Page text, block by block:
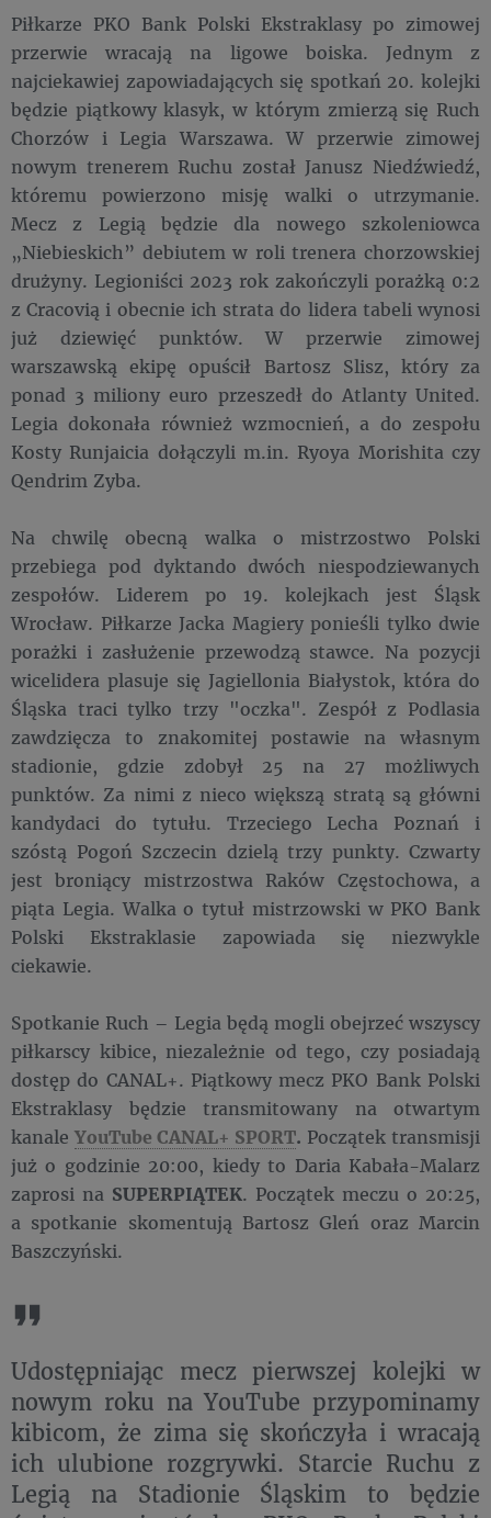
Piłkarze PKO Bank Polski Ekstraklasy po zimowej
przerwie wracają na ligowe boiska. Jednym z
najciekawiej zapowiadających się spotkań 20. kolejki
będzie piątkowy klasyk, w którym zmierzą się Ruch
Chorzów i Legia Warszawa. W przerwie zimowej
nowym trenerem Ruchu został Janusz Niedźwiedź,
któremu powierzono misję walki o utrzymanie.
Mecz z Legią będzie dla nowego szkoleniowca
„Niebieskich” debiutem w roli trenera chorzowskiej
drużyny. Legioniści 2023 rok zakończyli porażką 0:2
z Cracovią i obecnie ich strata do lidera tabeli wynosi
już dziewięć punktów. W przerwie zimowej
warszawską ekipę opuścił Bartosz Slisz, który za
ponad 3 miliony euro przeszedł do Atlanty United.
Legia dokonała również wzmocnień, a do zespołu
Kosty Runjaicia dołączyli m.in. Ryoya Morishita czy
Qendrim Zyba.
Na chwilę obecną walka o mistrzostwo Polski
przebiega pod dyktando dwóch niespodziewanych
zespołów. Liderem po 19. kolejkach jest Śląsk
Wrocław. Piłkarze Jacka Magiery ponieśli tylko dwie
porażki i zasłużenie przewodzą stawce. Na pozycji
wicelidera plasuje się Jagiellonia Białystok, która do
Śląska traci tylko trzy "oczka". Zespół z Podlasia
zawdzięcza to znakomitej postawie na własnym
stadionie, gdzie zdobył 25 na 27 możliwych
punktów. Za nimi z nieco większą stratą są główni
kandydaci do tytułu. Trzeciego Lecha Poznań i
szóstą Pogoń Szczecin dzielą trzy punkty. Czwarty
jest broniący mistrzostwa Raków Częstochowa, a
piąta Legia. Walka o tytuł mistrzowski w PKO Bank
Polski Ekstraklasie zapowiada się niezwykle
ciekawie.
Spotkanie Ruch – Legia będą mogli obejrzeć wszyscy
piłkarscy kibice, niezależnie od tego, czy posiadają
dostęp do CANAL+. Piątkowy mecz PKO Bank Polski
Ekstraklasy będzie transmitowany na otwartym
kanale YouTube CANAL+ SPORT. Początek transmisji
już o godzinie 20:00, kiedy to Daria Kabała-Malarz
zaprosi na SUPERPIĄTEK. Początek meczu o 20:25,
a spotkanie skomentują Bartosz Gleń oraz Marcin
Baszczyński.
Udostępniając mecz pierwszej kolejki w
nowym roku na YouTube przypominamy
kibicom, że zima się skończyła i wracają
ich ulubione rozgrywki. Starcie Ruchu z
Legią na Stadionie Śląskim to będzie